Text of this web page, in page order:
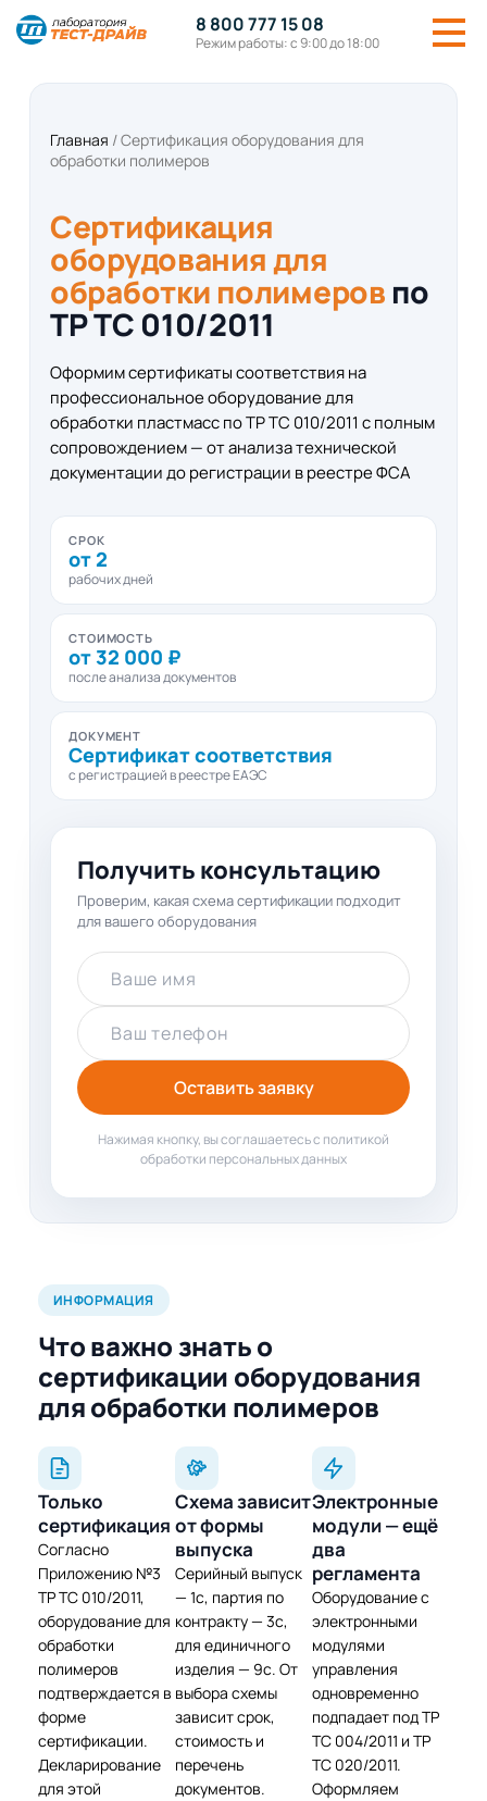
8 800 777 15 08
Режим работы: с 9:00 до 18:00
Главная /Сертификация оборудования для
обработки полимеров
Сертификация
оборудования для
обработки полимеров по
ТР ТС 010/2011
Оформим сертификаты соответствия на
профессиональное оборудование для
обработки пластмасс по ТР ТС 010/2011 с полным
сопровождением — от анализа технической
документации до регистрации в реестре ФСА
СРОК
от 2
рабочих дней
СТОИМОСТЬ
от 32 000 ₽
после анализа документов
ДОКУМЕНТ
Сертификат соответствия
с регистрацией в реестре ЕАЭС
Получить консультацию
Проверим, какая схема сертификации подходит
для вашего оборудования
Ваше имя
Ваш телефон
Оставить заявку
Нажимая кнопку, вы соглашаетесь с политикой
обработки персональных данных
ИНФОРМАЦИЯ
Что важно знать о
сертификации оборудования
для обработки полимеров
Только
сертификация
Согласно
Приложению №3
ТР ТС 010/2011,
оборудование для
обработки
полимеров
подтверждается в
форме
сертификации.
Декларирование
для этой
Схема зависит
от формы
выпуска
Серийный выпуск
— 1с, партия по
контракту — 3с,
для единичного
изделия — 9с. От
выбора схемы
зависит срок,
стоимость и
перечень
документов.
Электронные
модули — ещё
два
регламента
Оборудование с
электронными
модулями
управления
одновременно
подпадает под ТР
ТС 004/2011 и ТР
ТС 020/2011.
Оформляем